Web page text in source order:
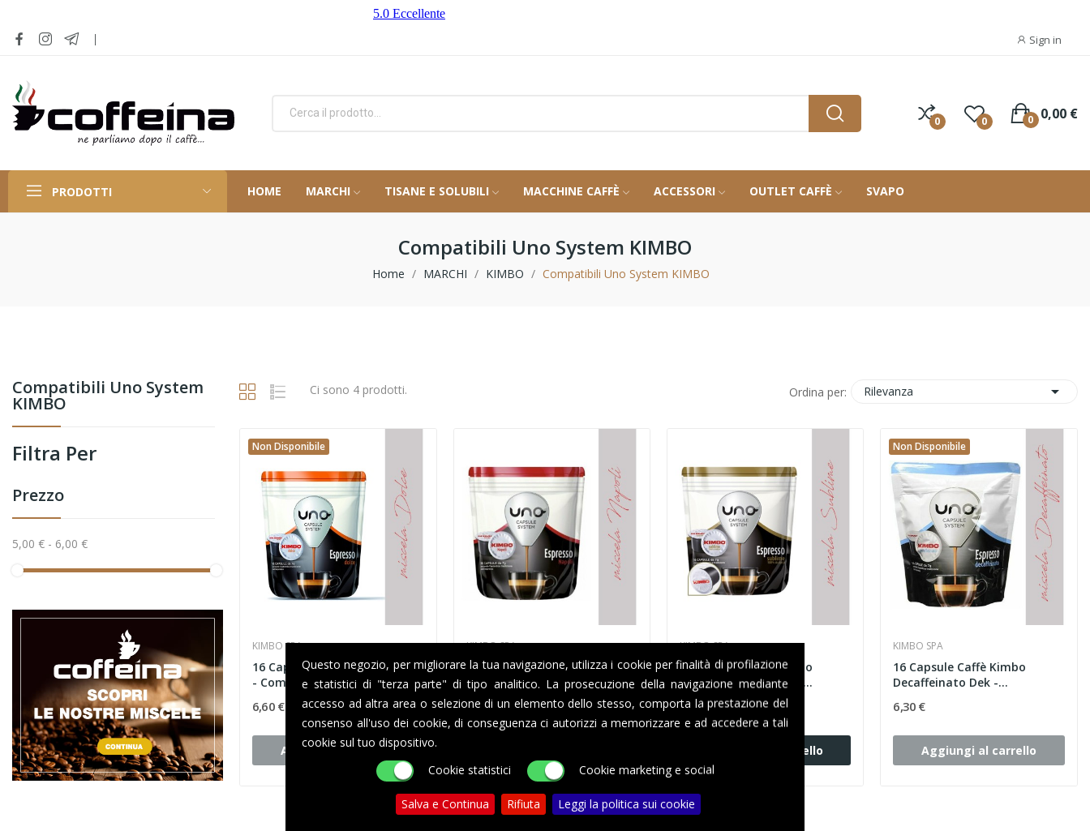
Sign in
0 0 0,00 €
0
PRODOTTI HOME MARCHI TISANE E SOLUBILI MACCHINE CAFFÈ ACCESSORI OUTLET CAFFÈ SVAPO
Compatibili Uno System KIMBO
Home MARCHI KIMBO Compatibili Uno System KIMBO
Compatibili Uno System
KIMBO
Filtra Per
Prezzo
5,00 € - 6,00 €
Ci sono 4 prodotti. Ordina per: Rilevanza 
Non Disponibile
KIMBO SPA
16 Capsule Caffè Kimbo Dolce
- Compatibili Uno...
6,60 €
Aggiungi al carrello
KIMBO SPA
16 Capsule Caffè Kimbo
Napoli - Compatibili Uno...
6,30 €
KIMBO SPA
16 Capsule Caffè Kimbo
Sublime - Compatibili...
6,30 €
Aggiungi al carrello
Non Disponibile
KIMBO SPA
16 Capsule Caffè Kimbo
Decaffeinato Dek -...
6,30 €
Aggiungi al carrello
Questo negozio, per migliorare la tua navigazione, utilizza i cookie per finalità di profilazione
e statistici di "terza parte" di tipo analitico. La prosecuzione della navigazione mediante
accesso ad altra area o selezione di un elemento dello stesso, comporta la prestazione del
consenso all'uso dei cookie, di conseguenza ci autorizzi a memorizzare e ad accedere a tali
cookie sul tuo dispositivo.
Cookie statistici
Cookie marketing e social
Salva e Continua Rifiuta Leggi la politica sui cookie